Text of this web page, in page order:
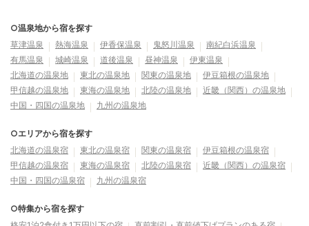
○温泉地から宿を探す
草津温泉
熱海温泉 伊香保温泉 鬼怒川温泉
南紀白浜温泉
有馬温泉
城崎温泉 道後温泉 昼神温泉
伊東温泉
北海道の温泉地
東北の温泉地 関東の温泉地
伊豆箱根の温泉地
甲信越の温泉地
東海の温泉地 北陸の温泉地
近畿（関西）の温泉地
中国・四国の温泉地
九州の温泉地
○エリアから宿を探す
北海道の温泉宿
東北の温泉宿 関東の温泉宿
伊豆箱根の温泉宿
甲信越の温泉宿
東海の温泉宿 北陸の温泉宿
近畿（関西）の温泉宿
中国・四国の温泉宿
九州の温泉宿
○特集から宿を探す